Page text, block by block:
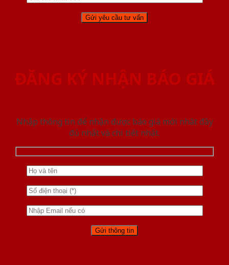
ĐĂNG KÝ NHẬN BÁO GIÁ
Nhập thông tin để nhận được báo giá mới nhât đầy
đủ nhất và chi tiết nhất.